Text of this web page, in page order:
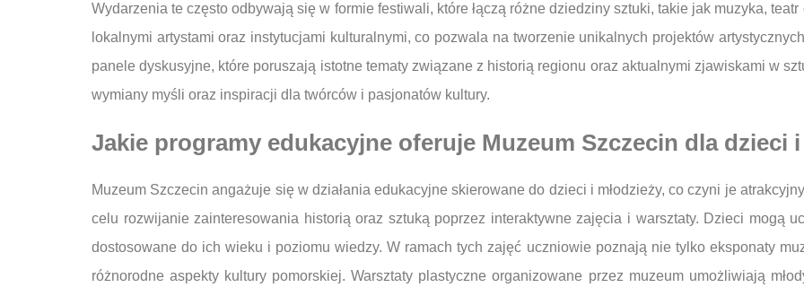
Wydarzenia te często odbywają się w formie festiwali, które łączą różne dziedziny sztuki, takie jak muzyka,
lokalnymi artystami oraz instytucjami kulturalnymi, co pozwala na tworzenie unikalnych projektów
panele dyskusyjne, które poruszają istotne tematy związane z historią regionu oraz aktualnymi zjawiskami w
wymiany myśli oraz inspiracji dla twórców i pasjonatów kultury.
Jakie programy edukacyjne oferuje Muzeum Szczecin dla dzieci i
Muzeum Szczecin angażuje się w działania edukacyjne skierowane do dzieci i młodzieży, co czyni je
celu rozwijanie zainteresowania historią oraz sztuką poprzez interaktywne zajęcia i warsztaty. Dzieci mogą
dostosowane do ich wieku i poziomu wiedzy. W ramach tych zajęć uczniowie poznają nie tylko eksponaty
różnorodne aspekty kultury pomorskiej. Warsztaty plastyczne organizowane przez muzeum umożliwiają